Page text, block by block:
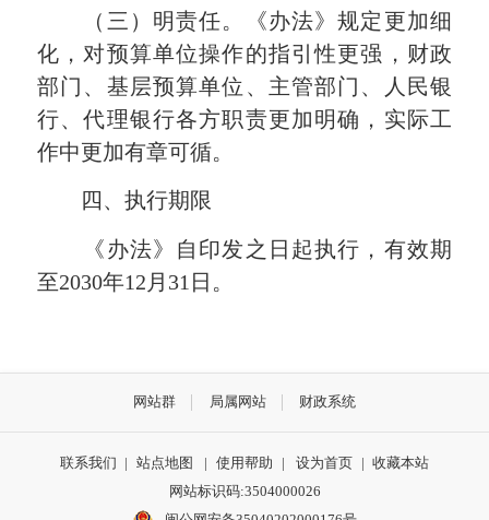
（三）明责任。《办法》规定更加细
化，对预算单位操作的指引性更强，财政
部门、基层预算单位、主管部门、人民银
行、代理银行各方职责更加明确，实际工
作中更加有章可循。
四、执行期限
《办法》自印发之日起执行，有效期
至2030年12月31日。
网站群 局属网站 财政系统
联系我们 | 站点地图 | 使用帮助 | 设为首页 | 收藏本站
网站标识码:3504000026